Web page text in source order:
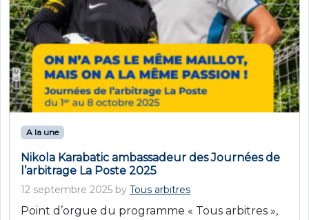
A la une
Nikola Karabatic ambassadeur des Journées de
l’arbitrage La Poste 2025
12 septembre 2025 by Tous arbitres
Point d’orgue du programme « Tous arbitres »,